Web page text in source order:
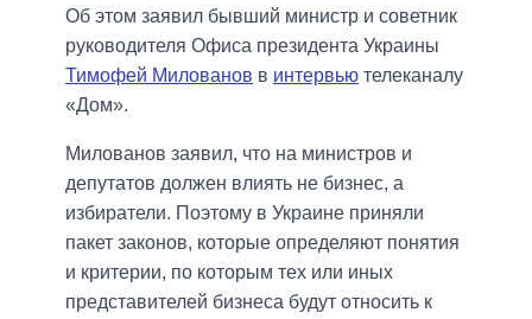
Об этом заявил бывший министр и советник
руководителя Офиса президента Украины
Тимофей Милованов в интервью телеканалу
«Дом».
Милованов заявил, что на министров и
депутатов должен влиять не бизнес, а
избиратели. Поэтому в Украине приняли
пакет законов, которые определяют понятия
и критерии, по которым тех или иных
представителей бизнеса будут относить к